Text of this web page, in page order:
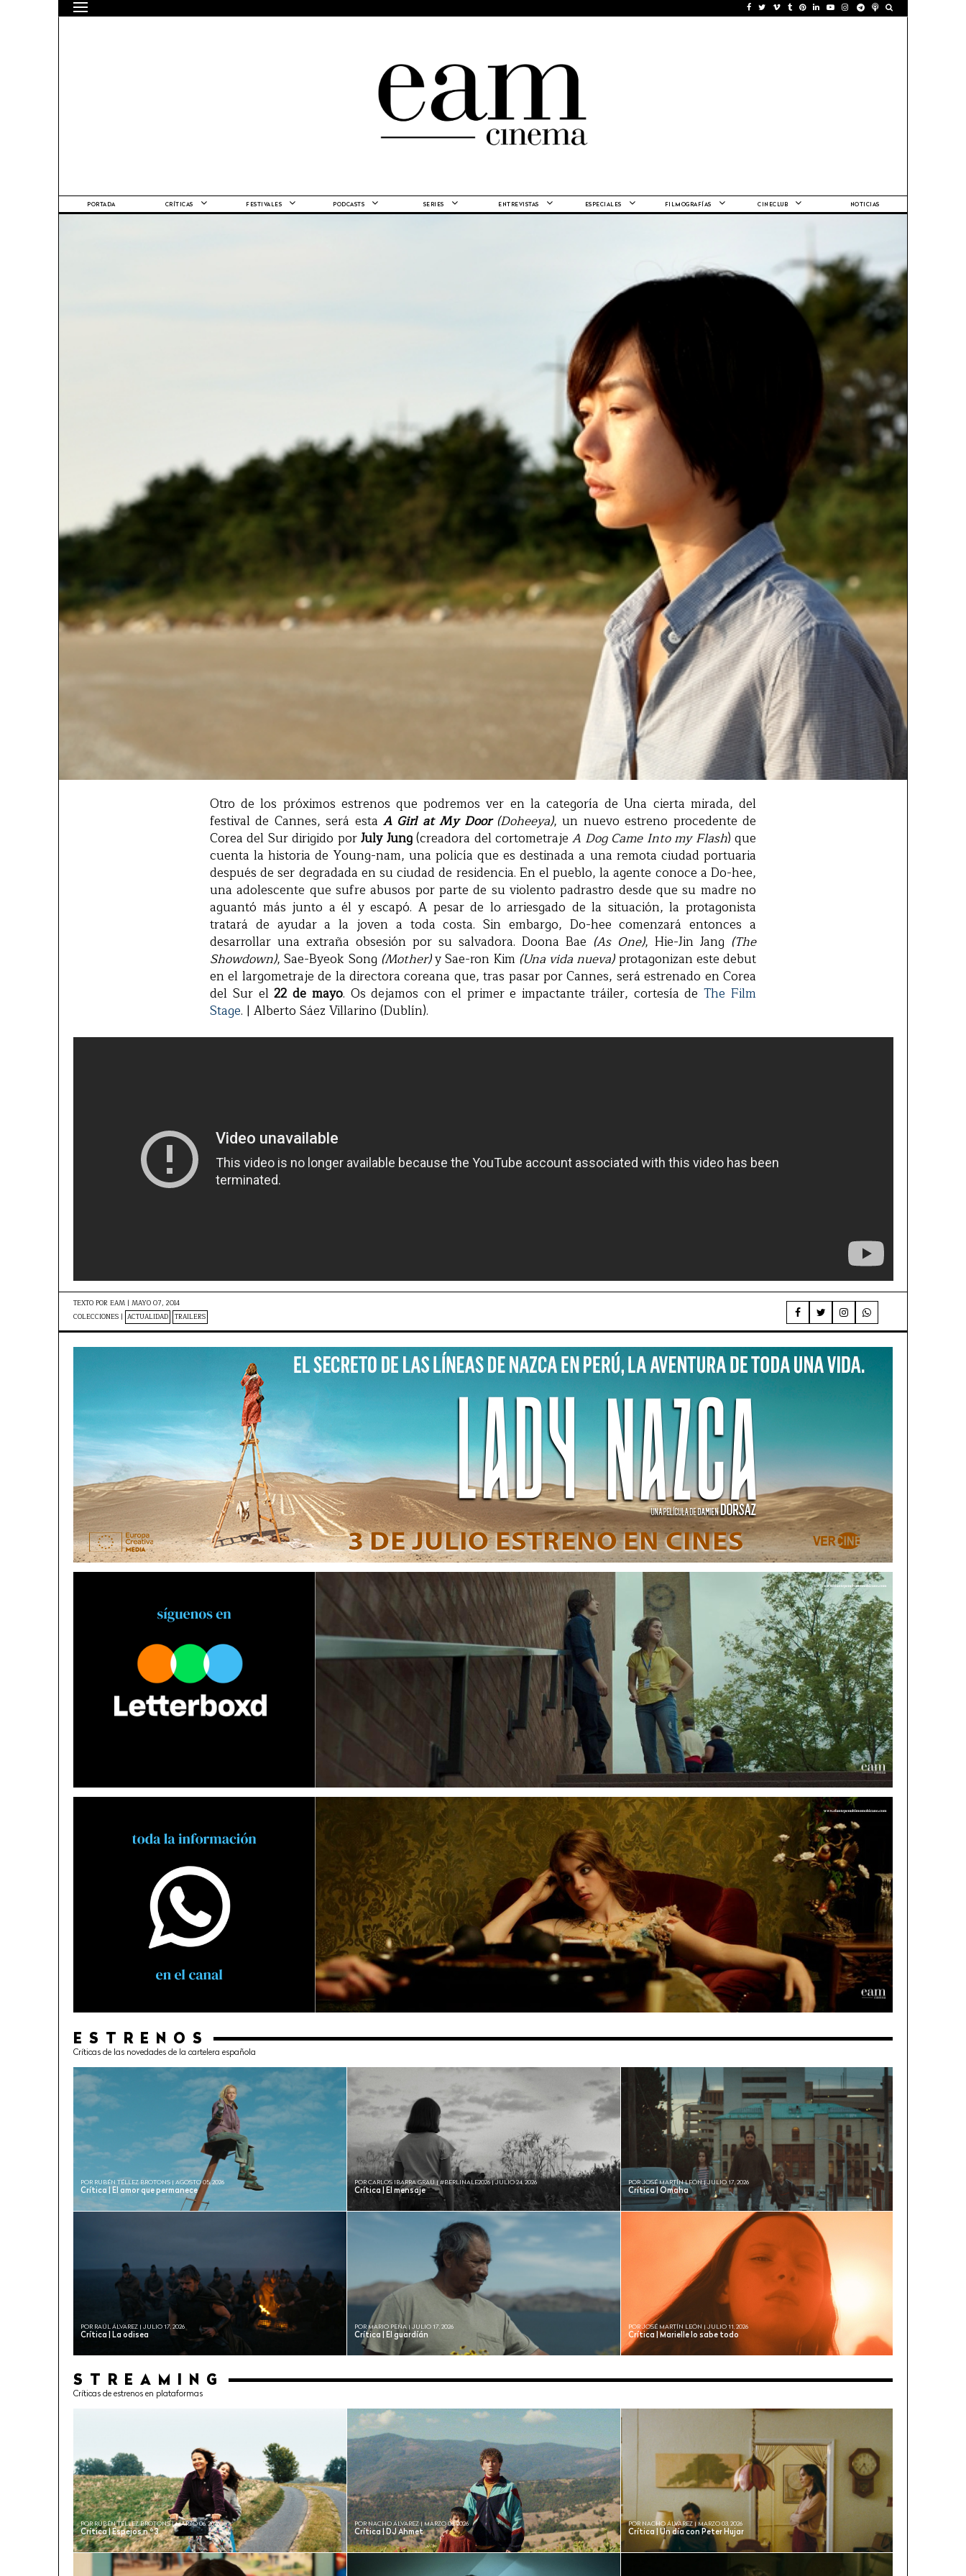
PORTADA CRÍTICAS FESTIVALES PODCASTS SERIES ENTREVISTAS ESPECIALES FILMOGRAFÍAS CINECLUB NOTICIAS
Otro de los próximos estrenos que podremos ver en la categoría de Una cierta mirada, del
festival de Cannes, será esta A Girl at My Door (Doheeya), un nuevo estreno procedente de
Corea del Sur dirigido porJuly Jung(creadora del cortometrajeA Dog Came Into my Flash) que
cuenta la historia de Young-nam, una policía que es destinada a una remota ciudad portuaria
después de ser degradada en su ciudad de residencia. En el pueblo, la agente conoce a Do-hee,
una adolescente que sufre abusos por parte de su violento padrastro desde que su madre no
aguantó más junto a él y escapó. A pesar de lo arriesgado de la situación, la protagonista
tratará de ayudar a la joven a toda costa. Sin embargo, Do-hee comenzará entonces a
desarrollar una extraña obsesión por su salvadora. Doona Bae (As One), Hie-Jin Jang (The
Showdown), Sae-Byeok Song (Mother)y Sae-ron Kim(Una vida nueva)protagonizan este debut
en el largometraje de la directora coreana que, tras pasar por Cannes, será estrenado en Corea
del Sur el22 de mayo. Os dejamos con el primer e impactante tráiler, cortesía deThe Film
Stage. | Alberto Sáez Villarino (Dublín).
TEXTO POR EAM | MAYO 07, 2014
COLECCIONES | ACTUALIDAD TRAILERS
ESTRENOS
Críticas de las novedades de la cartelera española
Crítica | El amor que permanece
POR RUBÉN TÉLLEZ BROTONS | AGOSTO 05, 2026
Crítica | El mensaje
POR CARLOS IBARRA GRAU | #BERLINALE2026 | JULIO 24, 2026
Crítica | Omaha
POR JOSÉ MARTÍN LEÓN | JULIO 17, 2026
Crítica | La odisea
POR RAÚL ÁLVAREZ | JULIO 17, 2026
Crítica | El guardíán
POR MARIO PEÑA | JULIO 17, 2026
Crítica | Marielle lo sabe todo
POR JOSÉ MARTÍN LEÓN | JULIO 11, 2026
STREAMING
Críticas de estrenos en plataformas
Crítica | Espejos n.º 3
POR RUBÉN TÉLLEZ BROTONS | MARZO 06, 2026
Crítica | DJ Ahmet
POR NACHO ÁLVAREZ | MARZO 03, 2026
Crítica | Un día con Peter Hujar
POR NACHO ÁLVAREZ | MARZO 03, 2026